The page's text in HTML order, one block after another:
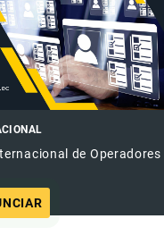
de Operadores